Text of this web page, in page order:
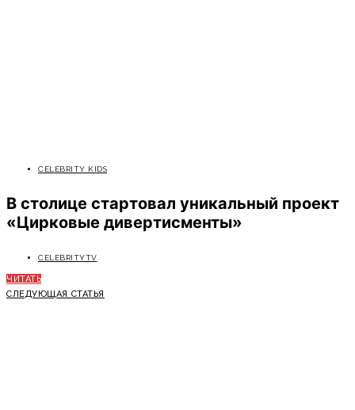
CELEBRITY KIDS
В столице стартовал уникальный проект
«Цирковые дивертисменты»
CELEBRITYTV
ЧИТАТЬ
СЛЕДУЮЩАЯ СТАТЬЯ